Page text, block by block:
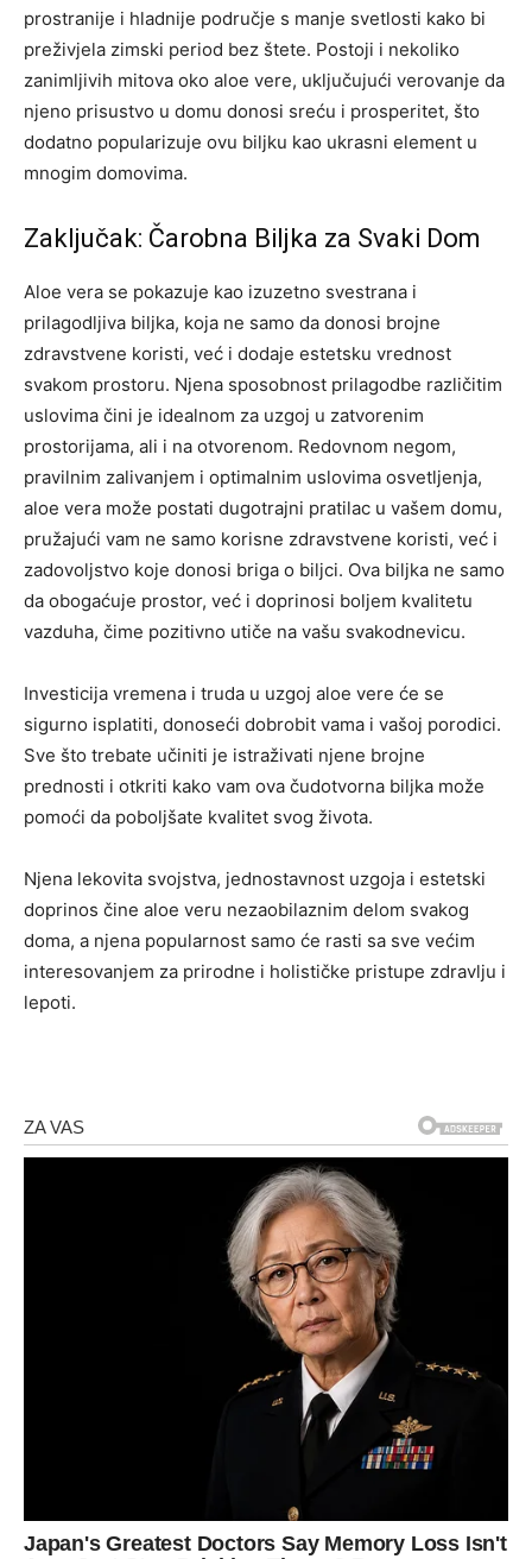
prostranije i hladnije područje s manje svetlosti kako bi
preživjela zimski period bez štete. Postoji i nekoliko
zanimljivih mitova oko aloe vere, uključujući verovanje da
njeno prisustvo u domu donosi sreću i prosperitet, što
dodatno popularizuje ovu biljku kao ukrasni element u
mnogim domovima.
Zaključak: Čarobna Biljka za Svaki Dom
Aloe vera se pokazuje kao izuzetno svestrana i
prilagodljiva biljka, koja ne samo da donosi brojne
zdravstvene koristi, već i dodaje estetsku vrednost
svakom prostoru. Njena sposobnost prilagodbe različitim
uslovima čini je idealnom za uzgoj u zatvorenim
prostorijama, ali i na otvorenom. Redovnom negom,
pravilnim zalivanjem i optimalnim uslovima osvetljenja,
aloe vera može postati dugotrajni pratilac u vašem domu,
pružajući vam ne samo korisne zdravstvene koristi, već i
zadovoljstvo koje donosi briga o biljci. Ova biljka ne samo
da obogaćuje prostor, već i doprinosi boljem kvalitetu
vazduha, čime pozitivno utiče na vašu svakodnevicu.
Investicija vremena i truda u uzgoj aloe vere će se
sigurno isplatiti, donoseći dobrobit vama i vašoj porodici.
Sve što trebate učiniti je istraživati njene brojne
prednosti i otkriti kako vam ova čudotvorna biljka može
pomoći da poboljšate kvalitet svog života.
Njena lekovita svojstva, jednostavnost uzgoja i estetski
doprinos čine aloe veru nezaobilaznim delom svakog
doma, a njena popularnost samo će rasti sa sve većim
interesovanjem za prirodne i holističke pristupe zdravlju i
lepoti.